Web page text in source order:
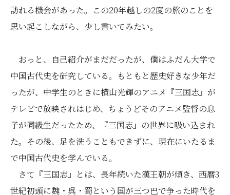
訪れる機会があった。この20年越しの2度の旅のことを
思い起こしながら、少し書いてみたい。
おっと、自己紹介がまだだったが、僕はふだん大学で
中国古代史を研究している。もともと歴史好きな少年だ
ったが、中学生のときに横山光輝のアニメ『三国志』が
テレビで放映されはじめ、ちょうどそのアニメ監督の息
子が同級生だったため、『三国志』の世界に吸い込まれ
た。その後、足を洗うこともできずに、現在にいたるま
で中国古代史を学んでいる。
さて『三国志』とは、長年続いた漢王朝が傾き、西暦3
世紀初頭に魏・呉・蜀という国が三つ巴で争った時代を